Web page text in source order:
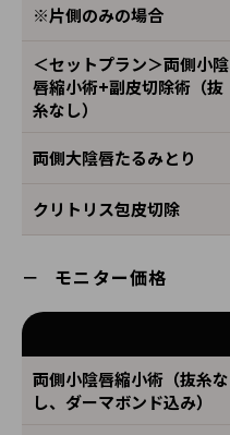
※片側のみの場合
＜セットプラン＞両側小陰
唇縮小術+副皮切除術（抜
糸なし）
両側大陰唇たるみとり
クリトリス包皮切除
モニター価格
両側小陰唇縮小術（抜糸な
し、ダーマボンド込み）